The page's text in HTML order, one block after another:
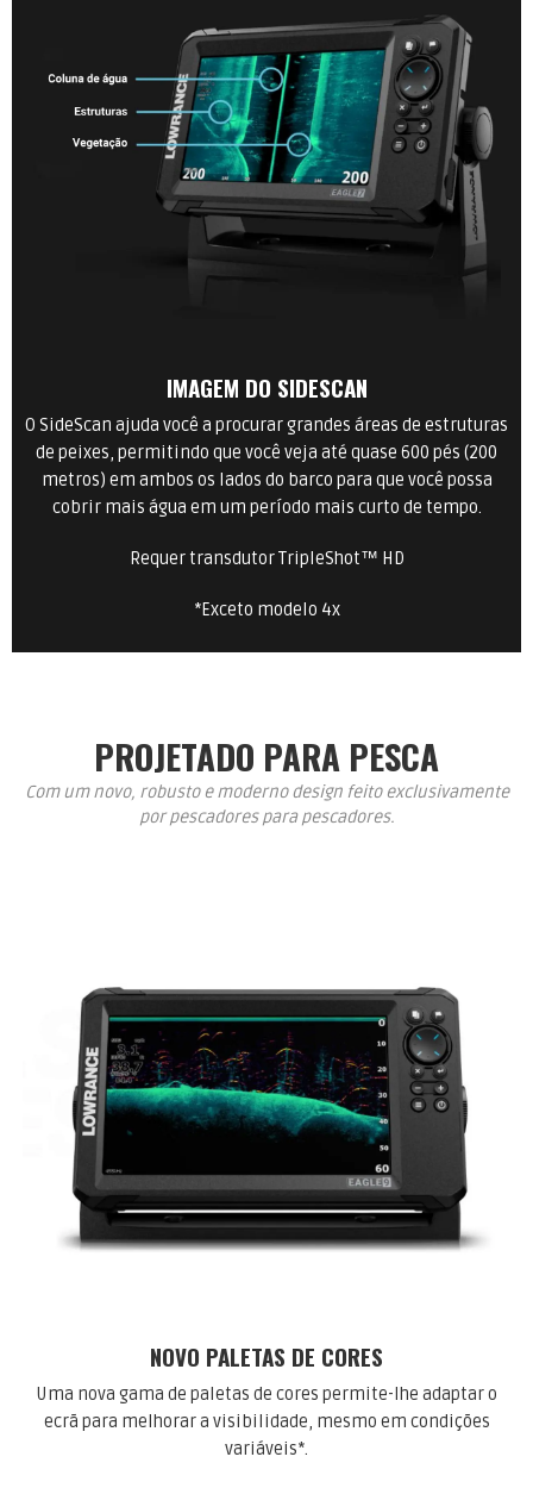
IMAGEM DO SIDESCAN
O SideScan ajuda você a procurar grandes áreas de estruturas
de peixes, permitindo que você veja até quase 600 pés (200
metros) em ambos os lados do barco para que você possa
cobrir mais água em um período mais curto de tempo.
Requer transdutor TripleShot™ HD
*Exceto modelo 4x
PROJETADO PARA PESCA
Com um novo, robusto e moderno design feito exclusivamente
por pescadores para pescadores.
NOVO PALETAS DE CORES
Uma nova gama de paletas de cores permite-lhe adaptar o
ecrã para melhorar a visibilidade, mesmo em condições
variáveis*.